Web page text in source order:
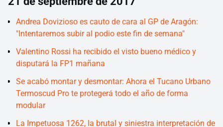
Andrea Dovizioso es cauto de cara al GP de Aragón:
"Intentaremos subir al podio este fin de semana"
Valentino Rossi ha recibido el visto bueno médico y
disputará la FP1 mañana
Se acabó montar y desmontar: Ahora el Tucano Urbano
Termoscud Pro te protegerá todo el año de forma
modular
La Impetuosa 1262, la brutal y siniestra interpretación de